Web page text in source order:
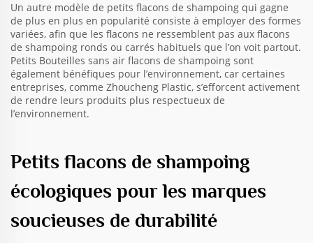
Un autre modèle de petits flacons de shampoing qui gagne
de plus en plus en popularité consiste à employer des formes
variées, afin que les flacons ne ressemblent pas aux flacons
de shampoing ronds ou carrés habituels que l’on voit partout.
Petits Bouteilles sans air flacons de shampoing sont
également bénéfiques pour l’environnement, car certaines
entreprises, comme Zhoucheng Plastic, s’efforcent activement
de rendre leurs produits plus respectueux de
l’environnement.
Petits flacons de shampoing
écologiques pour les marques
soucieuses de durabilité